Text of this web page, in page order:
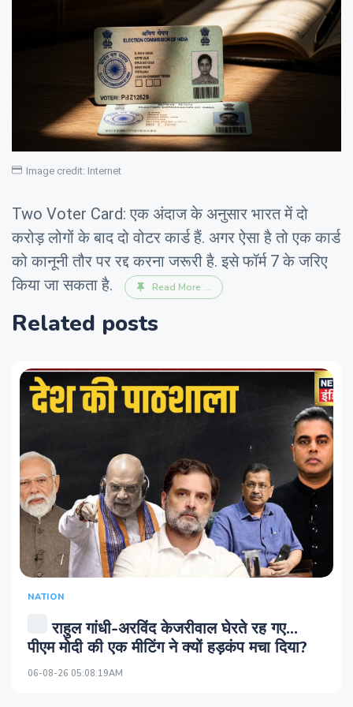
Image credit: Internet
Two Voter Card: एक अंदाज के अनुसार भारत में दो
करोड़ लोगों के बाद दो वोटर कार्ड हैं. अगर ऐसा है तो एक कार्ड
को कानूनी तौर पर रद्द करना जरूरी है. इसे फॉर्म 7 के जरिए
किया जा सकता है.
Read More ...
Related posts
NATION
राहुल गांधी-अरविंद केजरीवाल घेरते रह गए…
पीएम मोदी की एक मीटिंग ने क्यों हड़कंप मचा दिया?
06-08-26 05:08:19AM